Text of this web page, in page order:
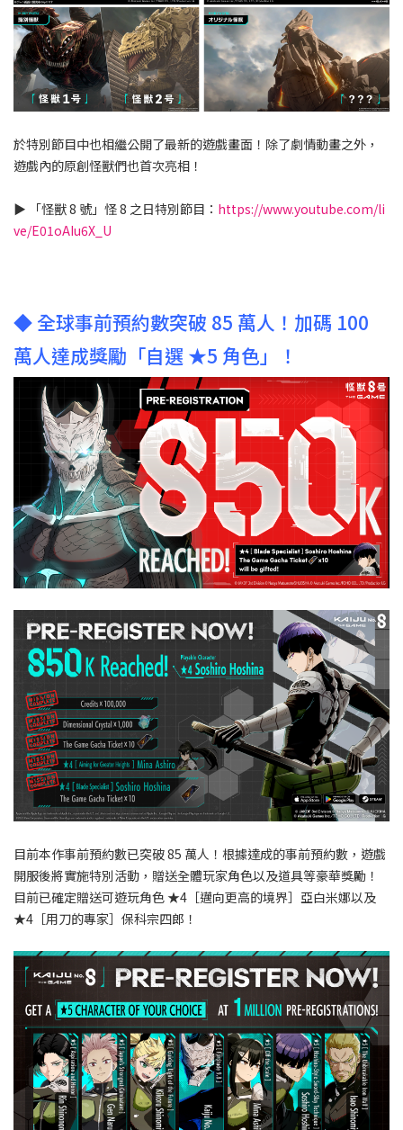
於特別節目中也相繼公開了最新的遊戲畫面！除了劇情動畫之外，
遊戲內的原創怪獸們也首次亮相！
▶︎ 「怪獸 8 號」怪 8 之日特別節目： https://www.youtube.com/li
ve/E01oAIu6X_U
◆ 全球事前預約數突破 85 萬人！加碼 100
萬人達成獎勵「自選 ★5 角色」！
目前本作事前預約數已突破 85 萬人！根據達成的事前預約數，遊戲
開服後將實施特別活動，贈送全體玩家角色以及道具等豪華獎勵！
目前已確定贈送可遊玩角色 ★4［邁向更高的境界］亞白米娜以及
★4［用刀的專家］保科宗四郎！